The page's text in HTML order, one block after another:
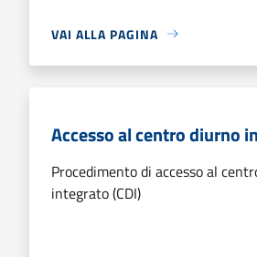
VAI ALLA PAGINA
Accesso al centro diurno
Procedimento di accesso al
integrato (CDI)